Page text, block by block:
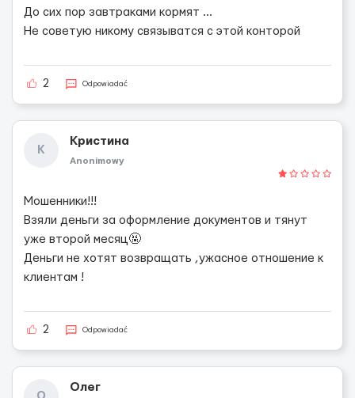
До сих пор завтраками кормят ...
Не советую никому связыватся с этой конторой
2 Odpowiadać
К
Кристина
Anonimowy
Мошенники!!!
Взяли деньги за оформление документов и тянут
уже второй месяц🤬
Деньги не хотят возвращать ,ужасное отношение к
клиентам !
2 Odpowiadać
Олег